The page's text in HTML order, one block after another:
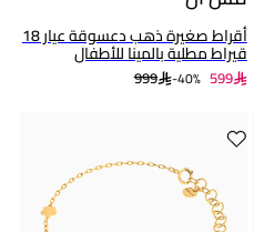
أقراط صغيرة ذهب دعسوقة عيار 18
قيراط مطلية بالمينا للأطفال
999 40%- 599